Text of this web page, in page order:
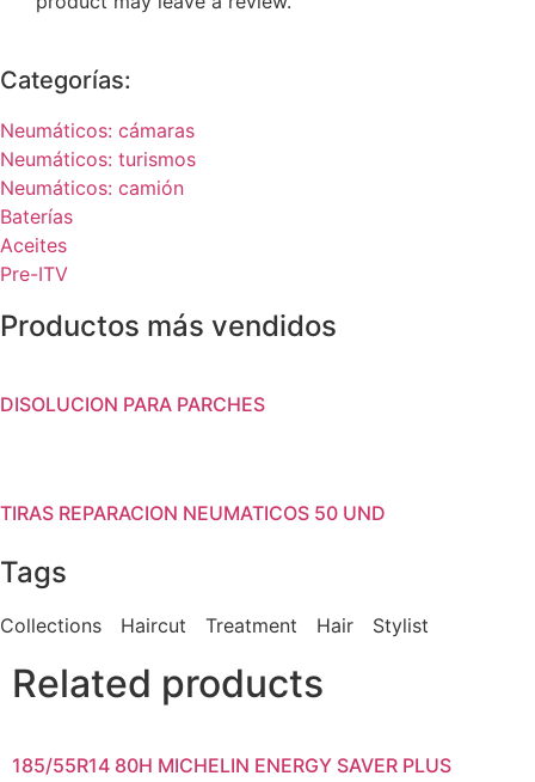
Categorías:
Neumáticos: cámaras
Neumáticos: turismos
Neumáticos: camión
Baterías
Aceites
Pre-ITV
Productos más vendidos
DISOLUCION PARA PARCHES
TIRAS REPARACION NEUMATICOS 50 UND
Tags
Collections Haircut Treatment Hair Stylist
Related products
185/55R14 80H MICHELIN ENERGY SAVER PLUS